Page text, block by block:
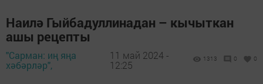
Наилә Гыйбадуллинадан – кычыткан
ашы рецепты
"Сарман: иң яңа
хәбәрләр",
11 май 2024 -
12:25
1313 0 0